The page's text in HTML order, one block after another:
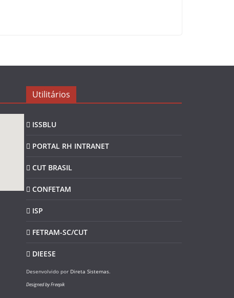
Utilitários
ISSBLU
PORTAL RH INTRANET
CUT BRASIL
CONFETAM
ISP
FETRAM-SC/CUT
DIEESE
Desenvolvido por Direta Sistemas.
Designed by Freepik